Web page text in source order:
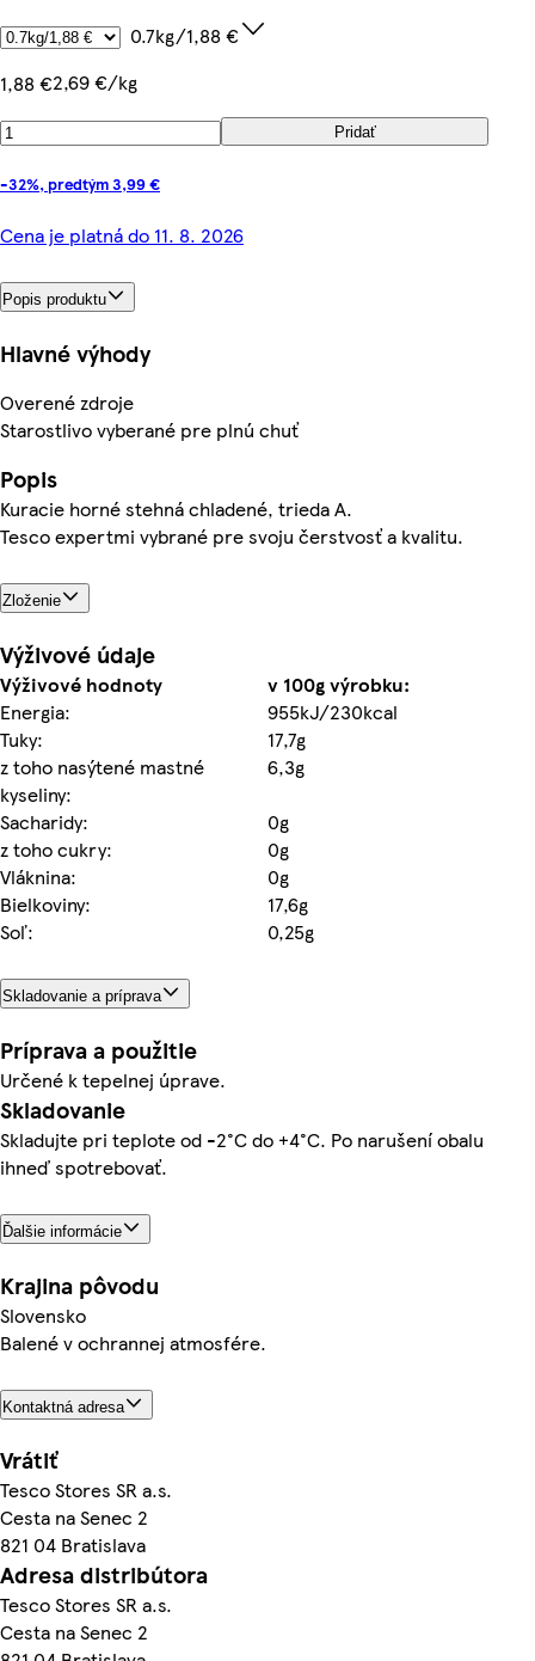
0.7kg/1,88 €
1,88 €2,69 €/kg
Pridať
-32%, predtým 3,99 €
Cena je platná do 11. 8. 2026
Popis produktu
Hlavné výhody
Overené zdroje
Starostlivo vyberané pre plnú chuť
Popis
Kuracie horné stehná chladené, trieda A.
Tesco expertmi vybrané pre svoju čerstvosť a kvalitu.
Zloženie
Výživové údaje
Výživové hodnoty
v 100g výrobku:
Energia:
955kJ/230kcal
Tuky:
17,7g
z toho nasýtené mastné
kyseliny:
6,3g
Sacharidy:
0g
z toho cukry:
0g
Vláknina:
0g
Bielkoviny:
17,6g
Soľ:
0,25g
Skladovanie a príprava
Príprava a použitie
Určené k tepelnej úprave.
Skladovanie
Skladujte pri teplote od -2°C do +4°C. Po narušení obalu
ihneď spotrebovať.
Ďalšie informácie
Krajina pôvodu
Slovensko
Balené v ochrannej atmosfére.
Kontaktná adresa
Vrátiť
Tesco Stores SR a.s.
Cesta na Senec 2
821 04 Bratislava
Adresa distribútora
Tesco Stores SR a.s.
Cesta na Senec 2